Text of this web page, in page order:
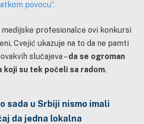
povocu”.
medijske profesionalce ovi konkursi
Cvejić ukazuje na to da ne pamti
slučajeva –da se ogroman
koji su tek počeli sa radom.
sada u Srbiji nismo imali
da jedna lokalna